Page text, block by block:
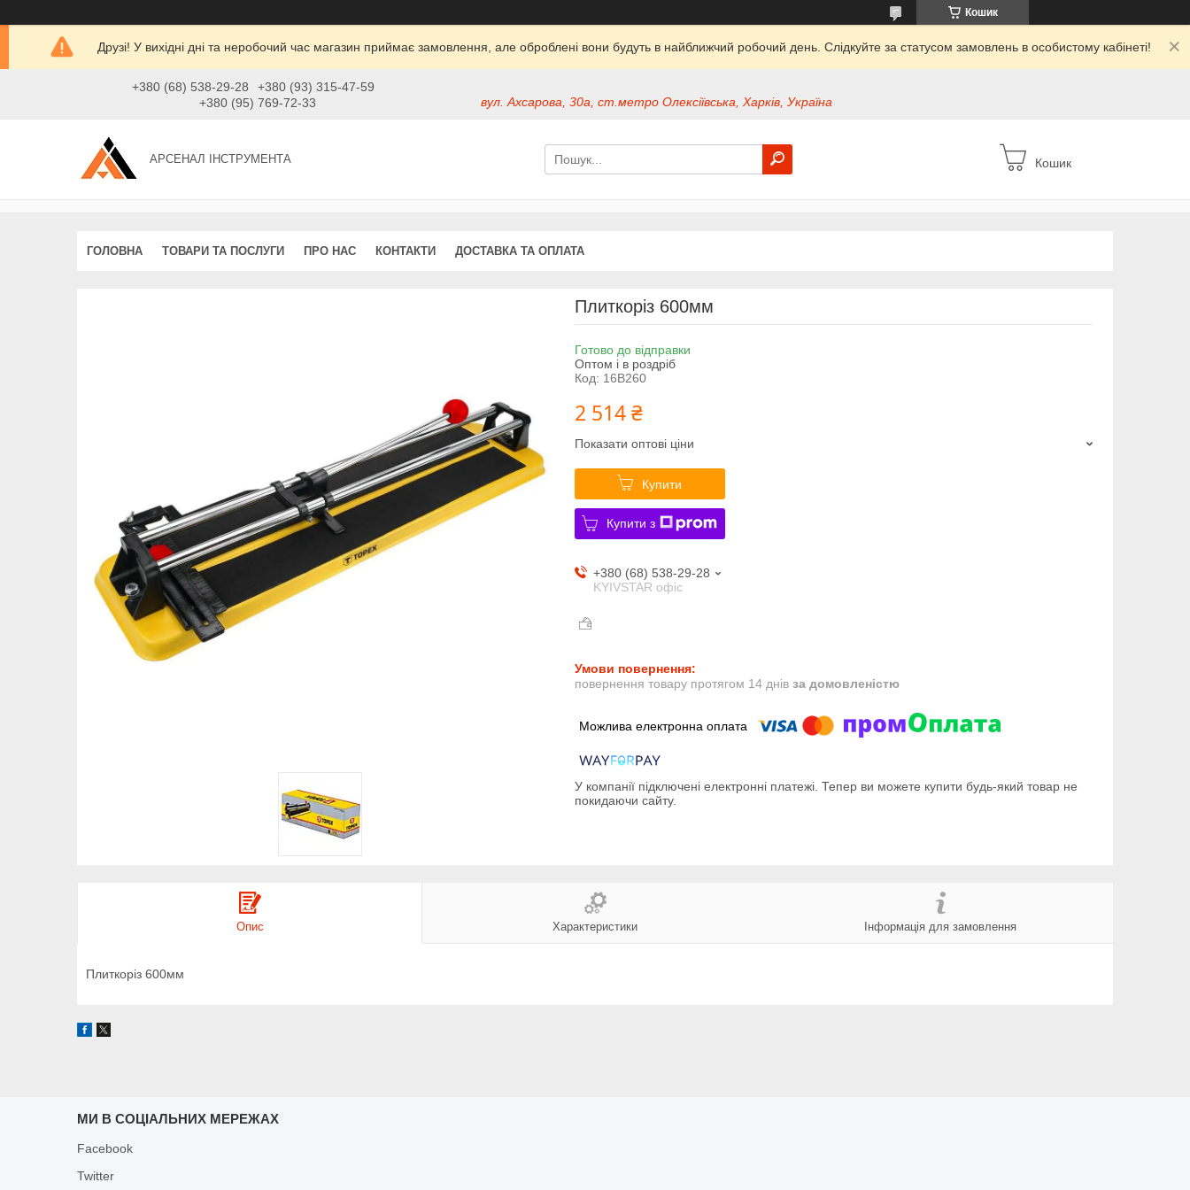
Кошик
Друзі! У вихідні дні та неробочий час магазин приймає замовлення, але оброблені вони будуть в найближчий робочий день. Слідкуйте за статусом замовлень в особистому кабінеті!
+380 (68) 538-29-28
+380 (93) 315-47-59
+380 (95) 769-72-33
вул. Ахсарова, 30а, ст.метро Олексіївська, Харків, Україна
АРСЕНАЛ ІНСТРУМЕНТА Кошик
ГОЛОВНА ТОВАРИ ТА ПОСЛУГИ ПРО НАС КОНТАКТИ ДОСТАВКА ТА ОПЛАТА
Плиткоріз 600мм
Готово до відправки
Оптом і в роздріб
Код: 16B260
2 514 ₴
Показати оптові ціни
Купити
Купити з
+380 (68) 538-29-28
KYIVSTAR офіс
повернення товару протягом 14 днів за домовленістю
У компанії підключені електронні платежі. Тепер ви можете купити будь-який товар не
покидаючи сайту.
Опис Характеристики Інформація для замовлення
Плиткоріз 600мм
МИ В СОЦІАЛЬНИХ МЕРЕЖАХ
Facebook
Twitter